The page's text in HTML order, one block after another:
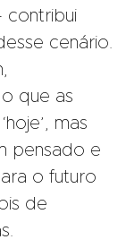
contribui
cenário.
que as
mas
pensado e
o futuro
de